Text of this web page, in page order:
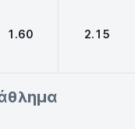
1.60 2.15